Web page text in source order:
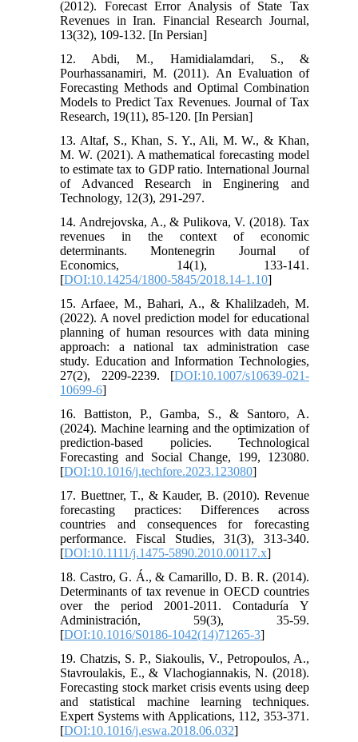
(2012). Forecast Error Analysis of State Tax
Revenues in Iran. Financial Research Journal,
13(32), 109-132. [In Persian]
12. Abdi, M., Hamidialamdari, S., &
Pourhassanamiri, M. (2011). An Evaluation of
Forecasting Methods and Optimal Combination
Models to Predict Tax Revenues. Journal of Tax
Research, 19(11), 85-120. [In Persian]
13. Altaf, S., Khan, S. Y., Ali, M. W., & Khan,
M. W. (2021). A mathematical forecasting model
to estimate tax to GDP ratio. International Journal
of Advanced Research in Enginering and
Technology, 12(3), 291-297.
14. Andrejovska, A., & Pulikova, V. (2018). Tax
revenues in the context of economic
determinants. Montenegrin Journal of
Economics, 14(1), 133-141.
[DOI:10.14254/1800-5845/2018.14-1.10]
15. Arfaee, M., Bahari, A., & Khalilzadeh, M.
(2022). A novel prediction model for educational
planning of human resources with data mining
approach: a national tax administration case
study. Education and Information Technologies,
27(2), 2209-2239. [DOI:10.1007/s10639-021-
10699-6]
16. Battiston, P., Gamba, S., & Santoro, A.
(2024). Machine learning and the optimization of
prediction-based policies. Technological
Forecasting and Social Change, 199, 123080.
[DOI:10.1016/j.techfore.2023.123080]
17. Buettner, T., & Kauder, B. (2010). Revenue
forecasting practices: Differences across
countries and consequences for forecasting
performance. Fiscal Studies, 31(3), 313-340.
[DOI:10.1111/j.1475-5890.2010.00117.x]
18. Castro, G. Á., & Camarillo, D. B. R. (2014).
Determinants of tax revenue in OECD countries
over the period 2001-2011. Contaduría Y
Administración, 59(3), 35-59.
[DOI:10.1016/S0186-1042(14)71265-3]
19. Chatzis, S. P., Siakoulis, V., Petropoulos, A.,
Stavroulakis, E., & Vlachogiannakis, N. (2018).
Forecasting stock market crisis events using deep
and statistical machine learning techniques.
Expert Systems with Applications, 112, 353-371.
[DOI:10.1016/j.eswa.2018.06.032]